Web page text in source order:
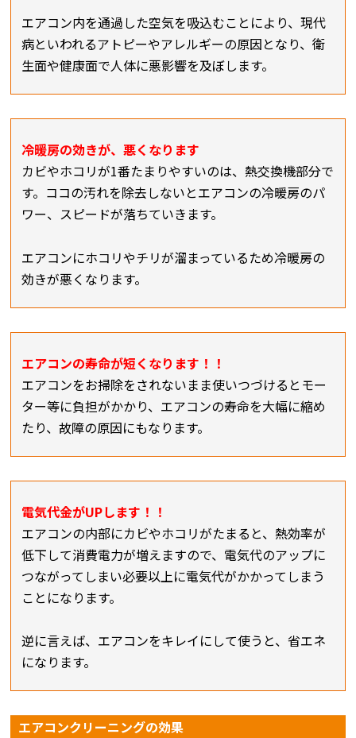
エアコン内を通過した空気を吸込むことにより、現代
病といわれるアトピーやアレルギーの原因となり、衛
生面や健康面で人体に悪影響を及ぼします。
冷暖房の効きが、悪くなります
カビやホコリが1番たまりやすいのは、熱交換機部分で
す。ココの汚れを除去しないとエアコンの冷暖房のパ
ワー、スピードが落ちていきます。
エアコンにホコリやチリが溜まっているため冷暖房の
効きが悪くなります。
エアコンの寿命が短くなります！！
エアコンをお掃除をされないまま使いつづけるとモー
ター等に負担がかかり、エアコンの寿命を大幅に縮め
たり、故障の原因にもなります。
電気代金がUPします！！
エアコンの内部にカビやホコリがたまると、熱効率が
低下して消費電力が増えますので、電気代のアップに
つながってしまい必要以上に電気代がかかってしまう
ことになります。
逆に言えば、エアコンをキレイにして使うと、省エネ
になります。
エアコンクリーニングの効果